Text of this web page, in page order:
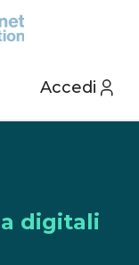
Accedi
digitali